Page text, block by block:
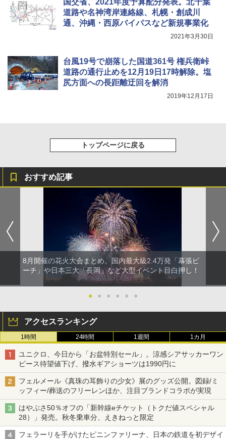
ュ(BC仕様) PATC-150B(EB)
￥9,990
広げるだけ パッとサッとテント キューブワ
イド ブラックコーティング フルクローズ メ
ッシュ 4人用 簡単設置 ポップアップテント P
ATCW-150B エクルベージュ
熊撃退スプレー 熊よけスプレー 熊スプレー
【日本企業販売】超強力クマ対策スプレー 30
0ml（連続噴射30秒）110ml（連続噴射15
付き ヒグマ・イノシシ対策 自治体・教育機
関の購入実績 登山・キャンプ・アウトドア・
防災用品 長期保存可能 緊急時用 日本国内発
送
国交省、2021年度予算配分発表。北千葉
道路や名神湾岸連絡線、札幌・創成川
通、沖縄・西原バイパスなど新規事業化
2021年3月30日
台風19号で崩落した国道361号 権兵衛峠
道路の通行止めを12月19日17時解除。塩
尻方面への長距離迂回を解消
2019年12月17日
トップページに戻る
おすすめ記事
8月開催の花火大会まとめ。国内最大級2.4万発「幕張ビ
ーチ」や日本三大「長岡」など大型イベント目白押し！
● ● ● ● ● ●
アクセスランキング
1時間 24時間 1週間 1カ月
ユニクロ、今日から「お盆特別セール」。涼感シアサッカーワン
ピース待望値下げ、撥水ギアショーツは1990円に
フェルメール《真珠の耳飾りの少女》展のグッズ公開。図録/ミ
ッフィー/葬送のフリーレンほか、注目ブランドコラボが実現
はやぶさ50％オフの「新幹線eチケット（トクだ値スペシャル
28）」発売。秋冬乗車分、えきねっと限定
フェラーリを手がけたピニンファリーナ、日本の鉄道を初デザイ